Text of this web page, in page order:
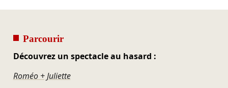
Parcourir
Découvrez un spectacle au hasard :
Roméo + Juliette